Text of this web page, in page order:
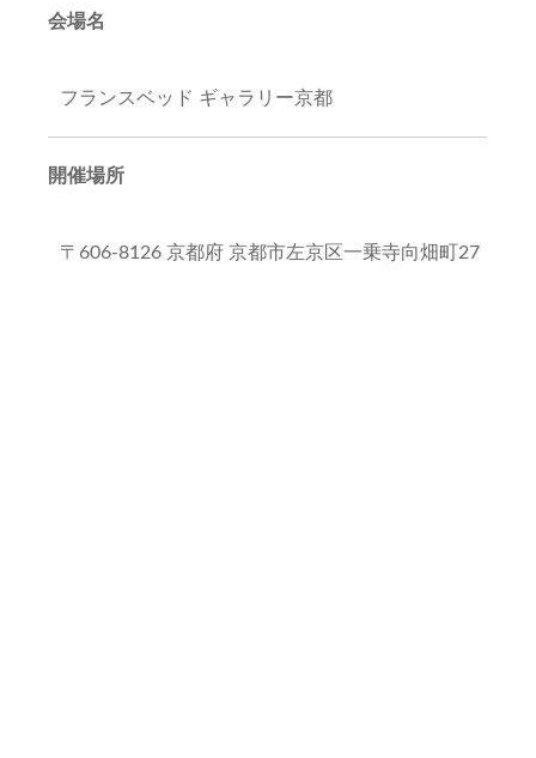
会場名
フランスベッド ギャラリー京都
開催場所
〒606-8126 京都府 京都市左京区一乗寺向畑町27